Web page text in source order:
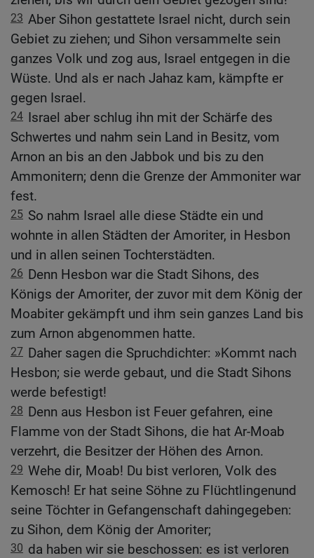
23 Aber Sihon gestattete Israel nicht, durch sein
Gebiet zu ziehen; und Sihon versammelte sein
ganzes Volk und zog aus, Israel entgegen in die
Wüste. Und als er nach Jahaz kam, kämpfte er
gegen Israel.
24 Israel aber schlug ihn mit der Schärfe des
Schwertes und nahm sein Land in Besitz, vom
Arnon an bis an den Jabbok und bis zu den
Ammonitern; denn die Grenze der Ammoniter war
fest.
25 So nahm Israel alle diese Städte ein und
wohnte in allen Städten der Amoriter, in Hesbon
und in allen seinen Tochterstädten.
26 Denn Hesbon war die Stadt Sihons, des
Königs der Amoriter, der zuvor mit dem König der
Moabiter gekämpft und ihm sein ganzes Land bis
zum Arnon abgenommen hatte.
27 Daher sagen die Spruchdichter: »Kommt nach
Hesbon; sie werde gebaut, und die Stadt Sihons
werde befestigt!
28 Denn aus Hesbon ist Feuer gefahren, eine
Flamme von der Stadt Sihons, die hat Ar-Moab
verzehrt, die Besitzer der Höhen des Arnon.
29 Wehe dir, Moab! Du bist verloren, Volk des
Kemosch! Er hat seine Söhne zu Flüchtlingenund
seine Töchter in Gefangenschaft dahingegeben:
zu Sihon, dem König der Amoriter;
30 da haben wir sie beschossen: es ist verloren